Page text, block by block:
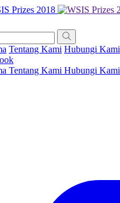
Tentang Kami Hubungi Kami
Tentang Kami Hubungi Kami